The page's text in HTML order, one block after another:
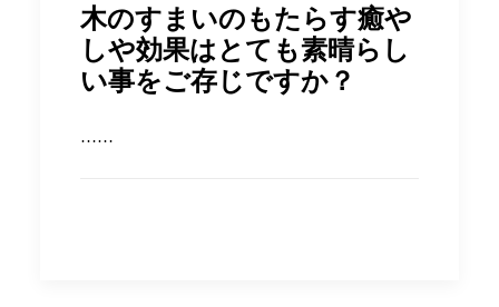
木のすまいのもたらす癒や
しや効果はとても素晴らし
い事をご存じですか？
……